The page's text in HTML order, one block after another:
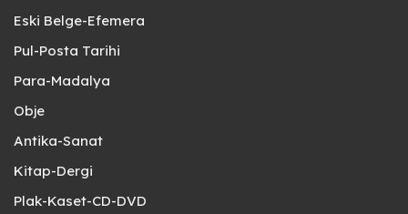
Eski Belge-Efemera
Pul-Posta Tarihi
Para-Madalya
Obje
Antika-Sanat
Kitap-Dergi
Plak-Kaset-CD-DVD